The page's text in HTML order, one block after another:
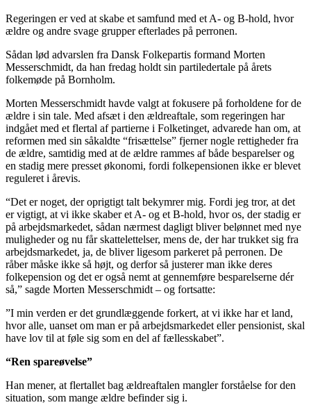
Regeringen er ved at skabe et samfund med et A- og B-hold, hvor
ældre og andre svage grupper efterlades på perronen.
Sådan lød advarslen fra Dansk Folkepartis formand Morten
Messerschmidt, da han fredag holdt sin partiledertale på årets
folkemøde på Bornholm.
Morten Messerschmidt havde valgt at fokusere på forholdene for de
ældre i sin tale. Med afsæt i den ældreaftale, som regeringen har
indgået med et flertal af partierne i Folketinget, advarede han om, at
reformen med sin såkaldte “frisættelse” fjerner nogle rettigheder fra
de ældre, samtidig med at de ældre rammes af både besparelser og
en stadig mere presset økonomi, fordi folkepensionen ikke er blevet
reguleret i årevis.
“Det er noget, der oprigtigt talt bekymrer mig. Fordi jeg tror, at det
er vigtigt, at vi ikke skaber et A- og et B-hold, hvor os, der stadig er
på arbejdsmarkedet, sådan nærmest dagligt bliver belønnet med nye
muligheder og nu får skattelettelser, mens de, der har trukket sig fra
arbejdsmarkedet, ja, de bliver ligesom parkeret på perronen. De
råber måske ikke så højt, og derfor så justerer man ikke deres
folkepension og det er også nemt at gennemføre besparelserne dér
så,” sagde Morten Messerschmidt – og fortsatte:
”I min verden er det grundlæggende forkert, at vi ikke har et land,
hvor alle, uanset om man er på arbejdsmarkedet eller pensionist, skal
have lov til at føle sig som en del af fællesskabet”.
“Ren spareøvelse”
Han mener, at flertallet bag ældreaftalen mangler forståelse for den
situation, som mange ældre befinder sig i.